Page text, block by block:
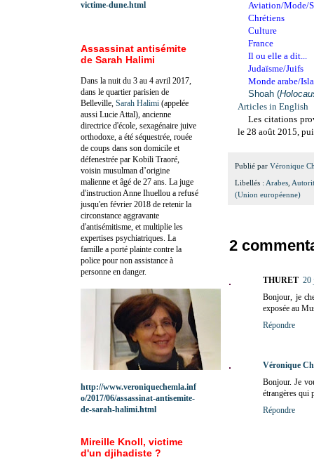
Aviation/Mode/
Chrétiens
Culture
France
Il ou elle a dit...
Judaïsme/Juifs
Monde arabe/
Shoah (
Articles in English
Les citations
le 28 août 2015,
Publié par Véronique
Libellés : Arabes,
(Union européenne)
2
THURET 20
Bonjour, je
exposée au
Répondre
Véronique
Bonjour. Je
étrangères qui
Répondre
victime-dune.html
Assassinat antisémite
de Sarah Halimi
Dans la nuit du 3 au 4 avril 2017,
dans le quartier parisien de
Belleville, Sarah Halimi (appelée
aussi Lucie Attal), ancienne
directrice d'école, sexagénaire juive
orthodoxe, a été séquestrée, rouée
de coups dans son domicile et
défenestrée par Kobili Traoré,
voisin musulman d’origine
malienne et âgé de 27 ans. La juge
d'instruction Anne Ihuellou a refusé
jusqu'en février 2018 de retenir la
circonstance aggravante
d'antisémitisme, et multiplie les
expertises psychiatriques. La
famille a porté plainte contre la
police pour non assistance à
personne en danger.
http://www.veroniquechemla.inf
o/2017/06/assassinat-antisemite-
de-sarah-halimi.html
Mireille Knoll, victime
d'un djihadiste ?